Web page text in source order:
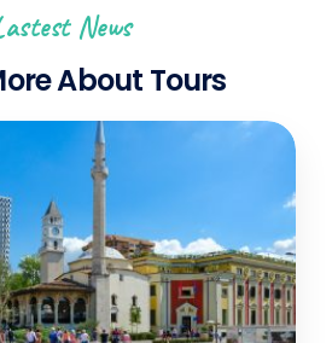
News
About Tours